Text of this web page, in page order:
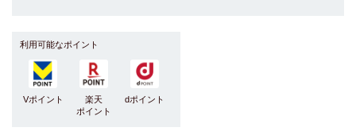
利用可能なポイント
Vポイント
楽天
ポイント
dポイント